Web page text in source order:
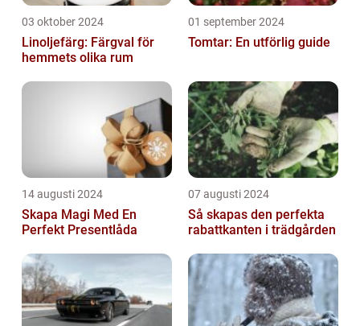
03 oktober 2024
Linoljefärg: Färgval för
hemmets olika rum
01 september 2024
Tomtar: En utförlig guide
14 augusti 2024
Skapa Magi Med En
Perfekt Presentlåda
07 augusti 2024
Så skapas den perfekta
rabattkanten i trädgården